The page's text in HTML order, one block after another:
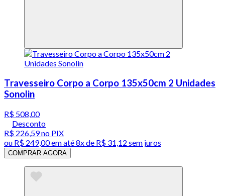
Travesseiro Corpo a Corpo 135x50cm 2 Unidades
Sonolin
R$ 508,00
Desconto
R$ 226,59no PIX
ou R$ 249,00em até8x de R$ 31,12 sem juros
COMPRAR AGORA